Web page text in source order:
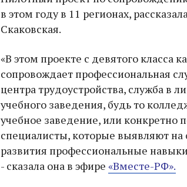
в этом году в 11 регионах,
Скаковская.
«В этом проекте с девятого класса
сопровождает профессиональная
центра трудоустройства, служба в
учебного заведения, будь то
учебное заведение, или конкретно
специалисты, которые выявляют на
развития профессиональные
- сказала она в эфире «Вместе-РФ».